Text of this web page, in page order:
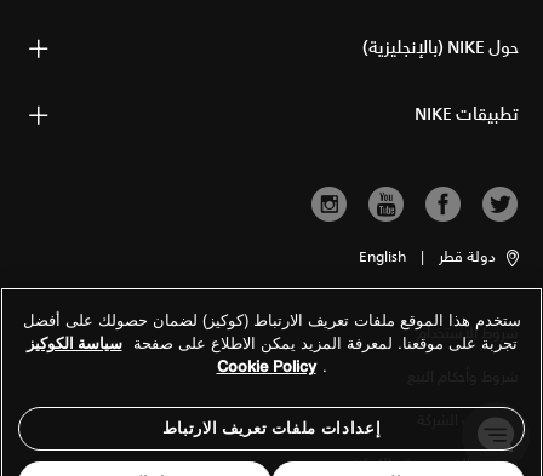
حول NIKE (بالإنجليزية)
تطبيقات NIKE
دولة قطر |
English
شروط الاستخدام
معلومات الشركة
سياسة الخصوصية والكوكيز
ستخدم هذا الموقع ملفات تعريف الارتباط (كوكيز) لضمان حصولك على أفضل
تجربة على موقعنا. لمعرفة المزيد يمكن الاطلاع على صفحة سياسة الكوكيز
.
Cookie Policy
إعدادات ملفات تعريف الارتباط